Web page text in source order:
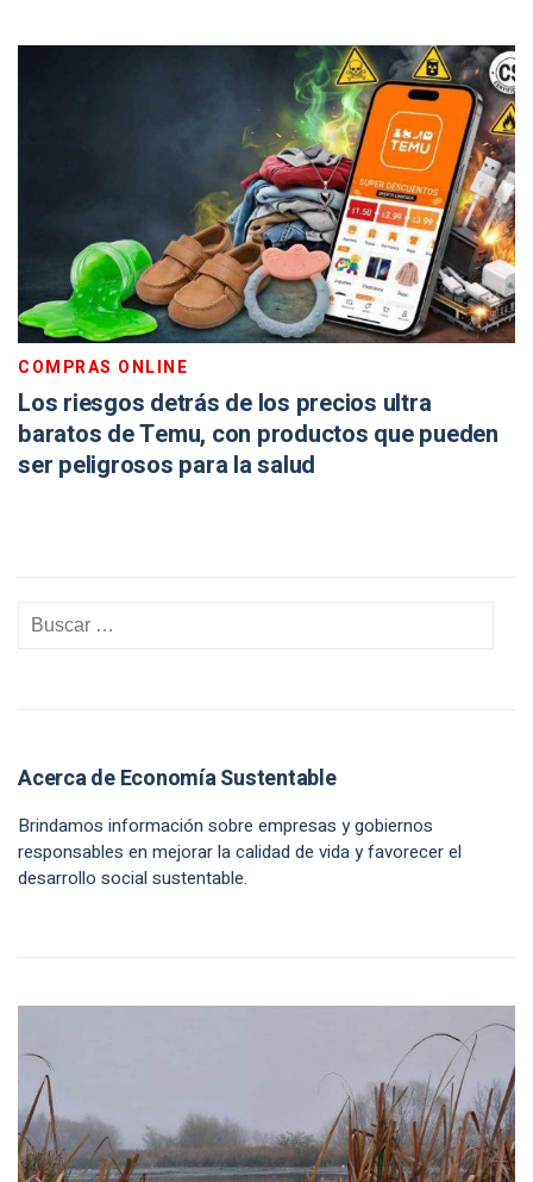
COMPRAS ONLINE
Los riesgos detrás de los precios ultra
baratos de Temu, con productos que pueden
ser peligrosos para la salud
Acerca de Economía Sustentable
Brindamos información sobre empresas y gobiernos
responsables en mejorar la calidad de vida y favorecer el
desarrollo social sustentable.